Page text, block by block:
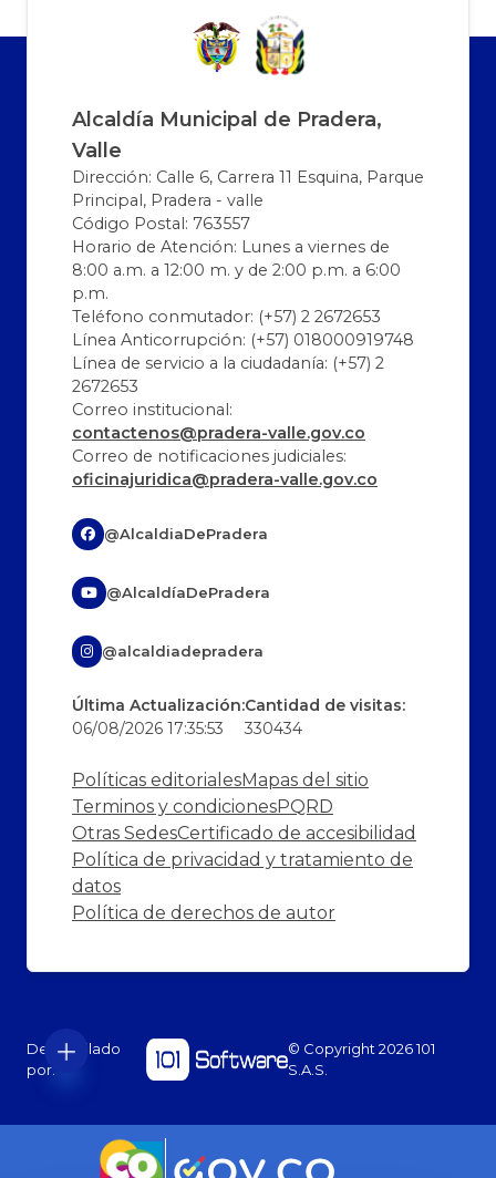
Alcaldía Municipal de Pradera,
Valle
Dirección: Calle 6, Carrera 11 Esquina, Parque
Principal, Pradera - valle
Código Postal: 763557
Horario de Atención: Lunes a viernes de
8:00 a.m. a 12:00 m. y de 2:00 p.m. a 6:00
p.m.
Teléfono conmutador: (+57) 2 2672653
Línea Anticorrupción: (+57) 018000919748
Línea de servicio a la ciudadanía: (+57) 2
2672653
Correo institucional:
contactenos@pradera-valle.gov.co
Correo de notificaciones judiciales:
oficinajuridica@pradera-valle.gov.co
@AlcaldiaDePradera
@AlcaldíaDePradera
@alcaldiadepradera
Última Actualización:
06/08/2026 17:35:53
Cantidad de visitas:
330434
Políticas editorialesMapas del sitio
Terminos y condicionesPQRD
Otras SedesCertificado de accesibilidad
Política de privacidad y tratamiento de
datos
Política de derechos de autor
Desarrollado
por:
© Copyright2026101
S.A.S.